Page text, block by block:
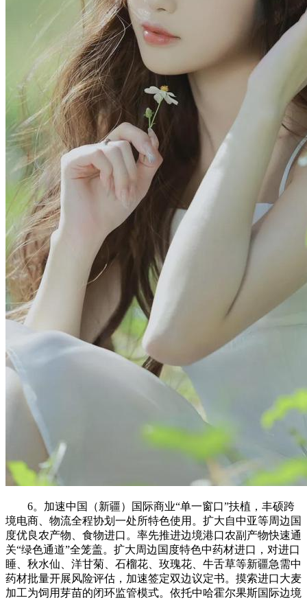
6。加速中国（新疆）国际商业“单一窗口”扶植，丰硕跨
境电商、物流全程协划一处所特色使用。扩大自中亚等周边国
度优良农产物、食物进口。率先推进边境港口农副产物快速通
关“绿色通道”全笼盖。扩大周边国度特色中药材进口，对进口
睡、秋水仙、洋甘菊、石榴花、玫瑰花、牛舌草等新疆急需中
药材批量开展风险评估，加速签定双边议定书。摸索进口大麦
加工为饲用芽苗的闭环监管模式。依托中哈霍尔果斯国际边境